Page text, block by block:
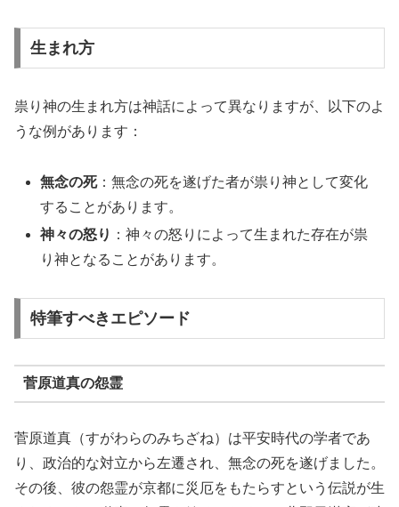
生まれ方
祟り神の生まれ方は神話によって異なりますが、以下のよ
うな例があります：
無念の死：無念の死を遂げた者が祟り神として変化
することがあります。
神々の怒り ：神々の怒りによって生まれた存在が祟
り神となることがあります。
特筆すべきエピソード
菅原道真の怨霊
菅原道真（すがわらのみちざね）は平安時代の学者であ
り、政治的な対立から左遷され、無念の死を遂げました。
その後、彼の怨霊が京都に災厄をもたらすという伝説が生